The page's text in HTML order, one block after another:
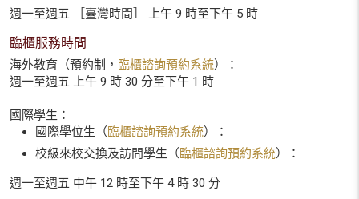
週一至週五 ［臺灣時間］ 上午 9 時至下午 5 時
臨櫃服務時間
海外教育（預約制， 臨櫃諮詢預約系統）：
週一至週五 上午 9 時 30 分至下午 1 時
國際學生：
國際學位生（臨櫃諮詢預約系統）：
校級來校交換及訪問學生（臨櫃諮詢預約系統）：
週一至週五 中午 12 時至下午 4 時 30 分